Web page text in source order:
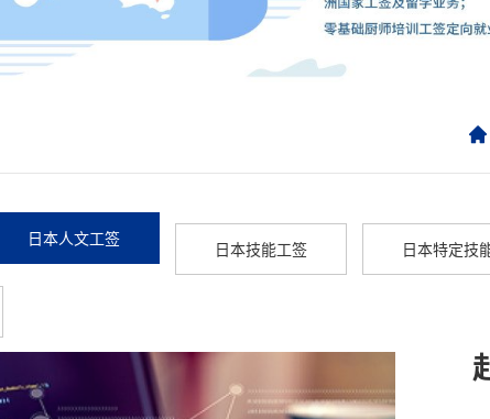
日本人文工签 日本技能工签 日本特定技